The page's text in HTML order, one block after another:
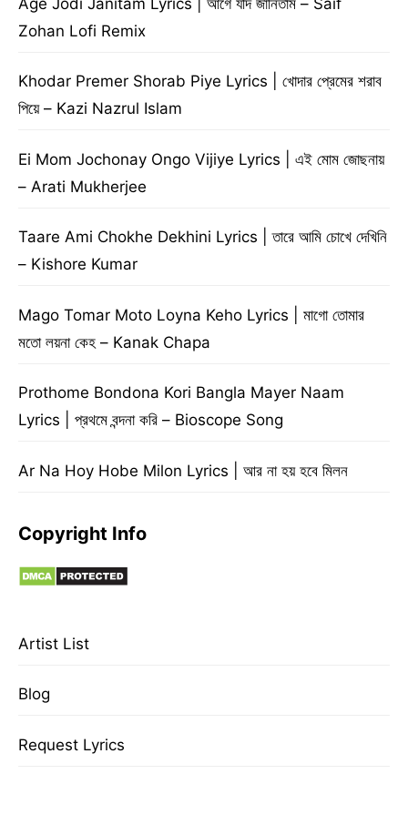
Zohan Lofi Remix
Khodar Premer Shorab Piye Lyrics | খোদার প্রেমের শরাব
পিয়ে – Kazi Nazrul Islam
Ei Mom Jochonay Ongo Vijiye Lyrics | এই মোম জোছনায়
– Arati Mukherjee
Taare Ami Chokhe Dekhini Lyrics | তারে আমি চোখে দেখিনি
– Kishore Kumar
Mago Tomar Moto Loyna Keho Lyrics | মাগো তোমার
মতো লয়না কেহ – Kanak Chapa
Prothome Bondona Kori Bangla Mayer Naam
Lyrics | প্রথমে বন্দনা করি – Bioscope Song
Ar Na Hoy Hobe Milon Lyrics | আর না হয় হবে মিলন
Copyright Info
Artist List
Blog
Request Lyrics